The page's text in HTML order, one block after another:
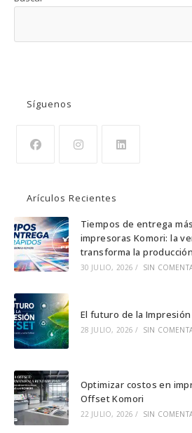
Síguenos
una
nueva
pestaña
una
nueva
pestaña
una
nueva
pestaña
Arículos Recientes
Tiempos de entrega
impresoras Komori: la
transforma la
30 JULIO, 2026 / SIN
El futuro de la
28 JULIO, 2026 / SIN
Optimizar costos en
Offset Komori
22 JULIO, 2026 / SIN